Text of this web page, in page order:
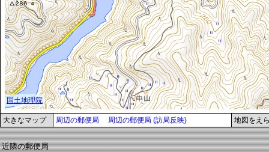
大きなマップ 周辺の郵便局 周辺の郵便局 (訪局反映) 地図をえ
近隣の郵便局